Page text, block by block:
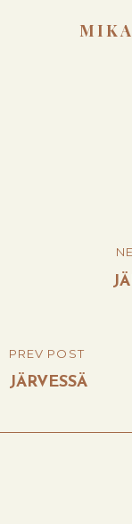
navigation
PREVIOUS
POST
PREV POST
JÄRVESSÄ